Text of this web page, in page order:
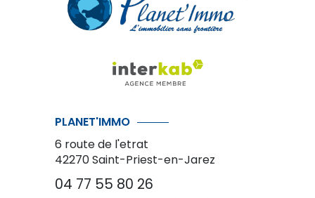
PLANET'IMMO
6 route de l'etrat
42270Saint-Priest-en-Jarez
04 77 55 80 26